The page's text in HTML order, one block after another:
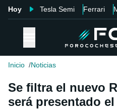
Hoy Tesla Semi Ferrari
Inicio Noticias
Se filtra el nuevo
será presentado